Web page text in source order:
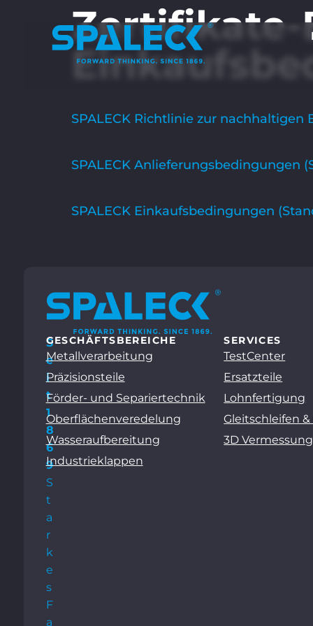
Zertifikate-
SPALECK Richtlinie zur nachhaltigen
SPALECK Anlieferungsbedingungen
SPALECK Einkaufsbedingungen
S
e
i
t
1
8
6
9
S
t
a
r
k
e
s
F
a
GESCHÄFTSBEREICHE
Metallverarbeitung
Präzisionsteile
Förder- und Separiertechnik
Oberflächenveredelung
Wasseraufbereitung
Industrieklappen
SERVICES
TestCenter
Ersatzteile
Lohnfertigung
Gleitschleifen &
3D Vermessung